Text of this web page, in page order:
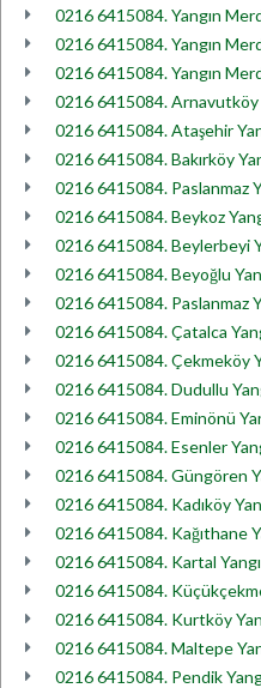
0216 6415084. Yangın
0216 6415084. Yangın
0216 6415084. Yangın
0216 6415084. Arnavutköy
0216 6415084. Ataşehir
0216 6415084. Bakırköy
0216 6415084. Paslanmaz
0216 6415084. Beykoz
0216 6415084. Beylerbeyi
0216 6415084. Beyoğlu
0216 6415084. Paslanmaz
0216 6415084. Çatalca
0216 6415084. Çekmeköy
0216 6415084. Dudullu
0216 6415084. Eminönü
0216 6415084. Esenler
0216 6415084. Güngören
0216 6415084. Kadıköy
0216 6415084. Kağıthane
0216 6415084. Kartal
0216 6415084.
0216 6415084. Kurtköy
0216 6415084. Maltepe
0216 6415084. Pendik